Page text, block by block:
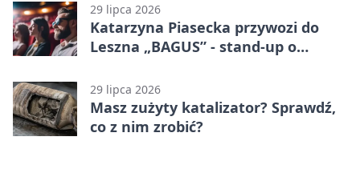
29 lipca 2026
Katarzyna Piasecka przywozi do
Leszna „BAGUS” - stand-up o
29 lipca 2026
Masz zużyty katalizator? Sprawdź,
co z nim zrobić?